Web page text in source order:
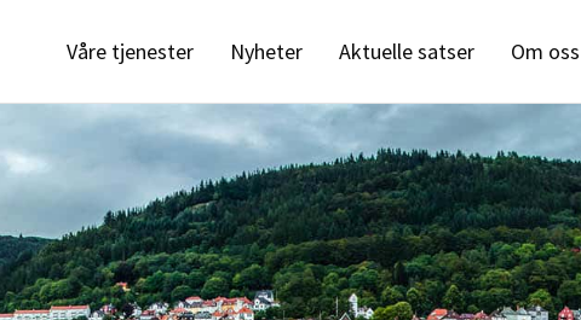
Våre tjenester Nyheter Aktuelle satser Om oss